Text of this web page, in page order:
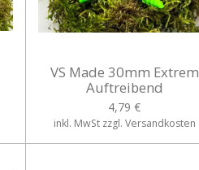
VS Made 30mm Extrem
Auftreibend
4,79 €
inkl. MwSt zzgl. Versandkosten